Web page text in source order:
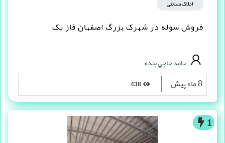
املاک صنعتی
فروش سوله در شهرک بزرگ اصفهان فاز یک
حامد حاجي بنده
8 ماه پیش
1